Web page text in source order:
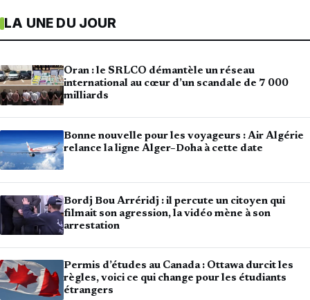
LA UNE DU JOUR
Oran : le SRLCO démantèle un réseau
international au cœur d’un scandale de 7 000
milliards
Bonne nouvelle pour les voyageurs : Air Algérie
relance la ligne Alger–Doha à cette date
Bordj Bou Arréridj : il percute un citoyen qui
filmait son agression, la vidéo mène à son
arrestation
Permis d’études au Canada : Ottawa durcit les
règles, voici ce qui change pour les étudiants
étrangers